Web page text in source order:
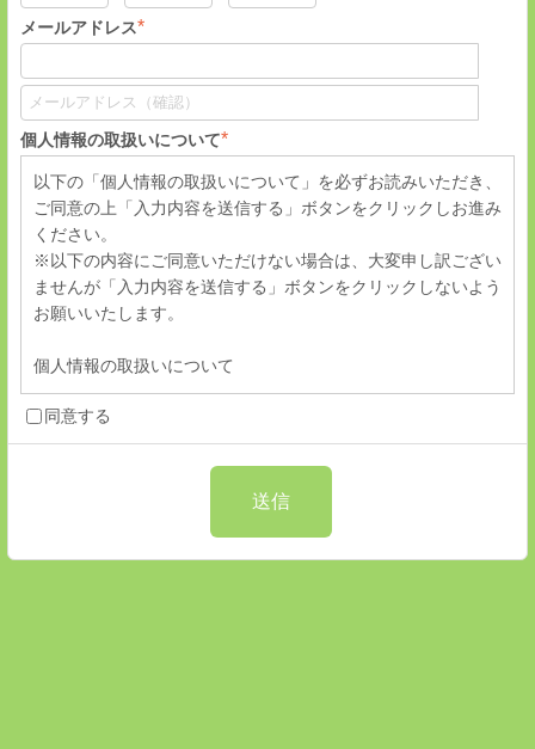
メールアドレス*
個人情報の取扱いについて*
以下の「個人情報の取扱いについて」を必ずお読みいただき、
ご同意の上「入力内容を送信する」ボタンをクリックしお進み
ください。
※以下の内容にご同意いただけない場合は、大変申し訳ござい
ませんが「入力内容を送信する」ボタンをクリックしないよう
お願いいたします。
個人情報の取扱いについて
1. 個人情報の利用目的
当社は、個人からご提供頂く個人情報を、以下の利用目的のた
同意する
送信